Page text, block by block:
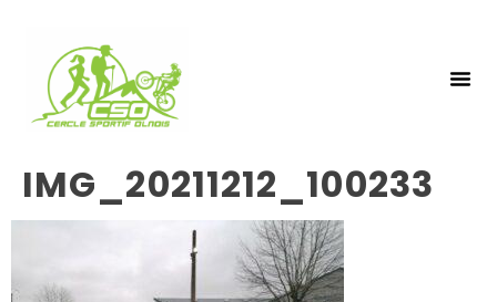
IMG_20211212_100233